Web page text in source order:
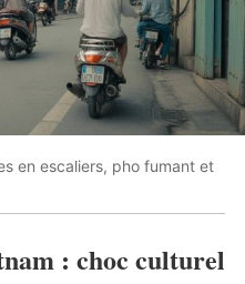
en escaliers, pho fumant et
: choc culturel